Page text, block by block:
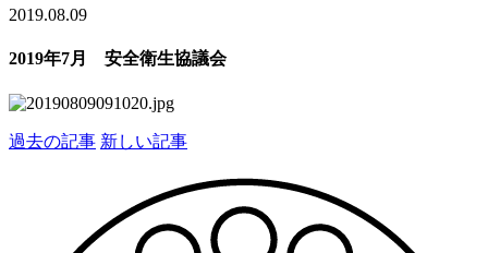
2019.08.09
2019年7月 安全衛生協議会
過去の記事 新しい記事